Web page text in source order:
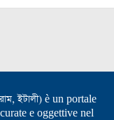
ইটালী) è un portale
e oggettive nel